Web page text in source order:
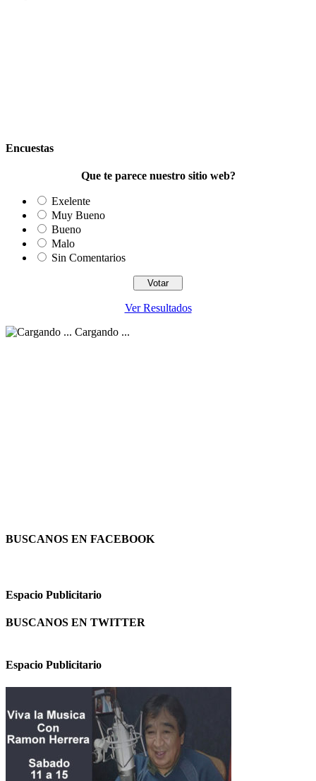
Encuestas
Que te parece nuestro sitio web?
Exelente
Muy Bueno
Bueno
Malo
Sin Comentarios
Ver Resultados
Cargando ...
BUSCANOS EN FACEBOOK
Espacio Publicitario
BUSCANOS EN TWITTER
Espacio Publicitario